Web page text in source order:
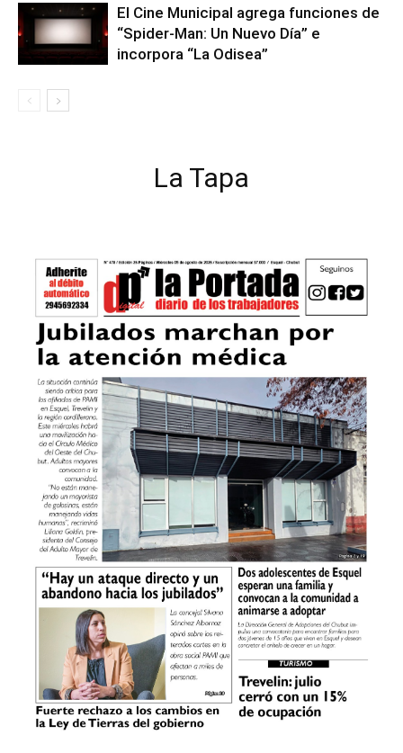
El Cine Municipal agrega funciones de
“Spider-Man: Un Nuevo Día” e
incorpora “La Odisea”
La Tapa